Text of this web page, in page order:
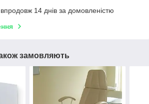
14 днів за домовленістю
замовляють